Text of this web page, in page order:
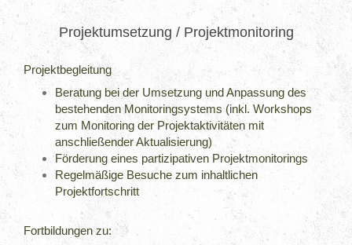
Projektumsetzung / Projektmonitoring
Projektbegleitung
Beratung bei der Umsetzung und Anpassung des
bestehenden Monitoringsystems (inkl. Workshops
zum Monitoring der Projektaktivitäten mit
anschließender Aktualisierung)
Förderung eines partizipativen Projektmonitorings
Regelmäßige Besuche zum inhaltlichen
Projektfortschritt
Fortbildungen zu: